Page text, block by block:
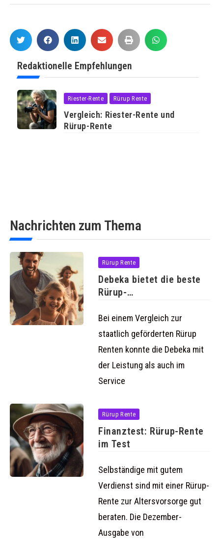
Redaktionelle Empfehlungen
Riester-Rente Rürup Rente
Vergleich: Riester-Rente und
Rürup-Rente
Nachrichten zum Thema
Rürup Rente
Debeka bietet die beste
Rürup-
Bei einem Vergleich zur
staatlich geförderten Rürup
Renten konnte die Debeka mit
der Leistung als auch im
Service
Rürup Rente
Finanztest: Rürup-Rente
im Test
Selbständige mit gutem
Verdienst sind mit einer Rürup-
Rente zur Altersvorsorge gut
beraten. Die Dezember-
Ausgabe von